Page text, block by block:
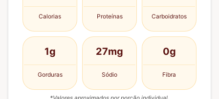
Calorias Proteínas Carboidratos
1g
Gorduras
27mg
Sódio
0g
Fibra